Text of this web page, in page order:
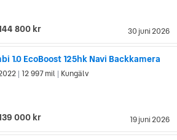
30 juni 2026
800 kr
1.0 EcoBoost 125hk Navi Backkamera
19 juni 2026
12 997 mil Kungälv
000 kr